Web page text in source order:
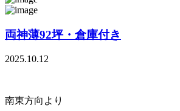
両神薄92坪・倉庫付き
2025.10.12
南東方向より